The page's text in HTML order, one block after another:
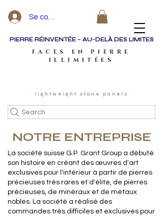
Se connecter
Search
PIERRE RÉINVENTÉE – AU-DELÀ DES LIMITES
FACES EN PIERRE
ILLIMITÉES
lightweight stone panels
NOTRE ENTREPRISE
La société suisse G.P. Grant Group a débuté
son histoire en créant des œuvres d'art
exclusives pour l'intérieur à partir de pierres
précieuses très rares et d'élite, de pierres
précieuses, de minéraux et de métaux
nobles. La société a réalisé des
commandes très difficiles et exclusives pour